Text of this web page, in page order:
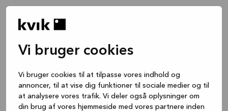
Vi bruger cookies
Vi bruger cookies til at tilpasse vores indhold og
annoncer, til at vise dig funktioner til sociale medier og til
at analysere vores trafik. Vi deler også oplysninger om
din brug af vores hjemmeside med vores partnere inden